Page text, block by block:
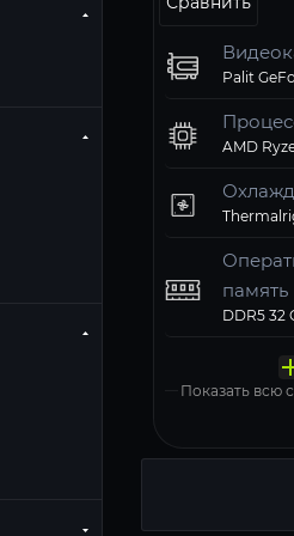
AMD
память
Windows
Показать всю